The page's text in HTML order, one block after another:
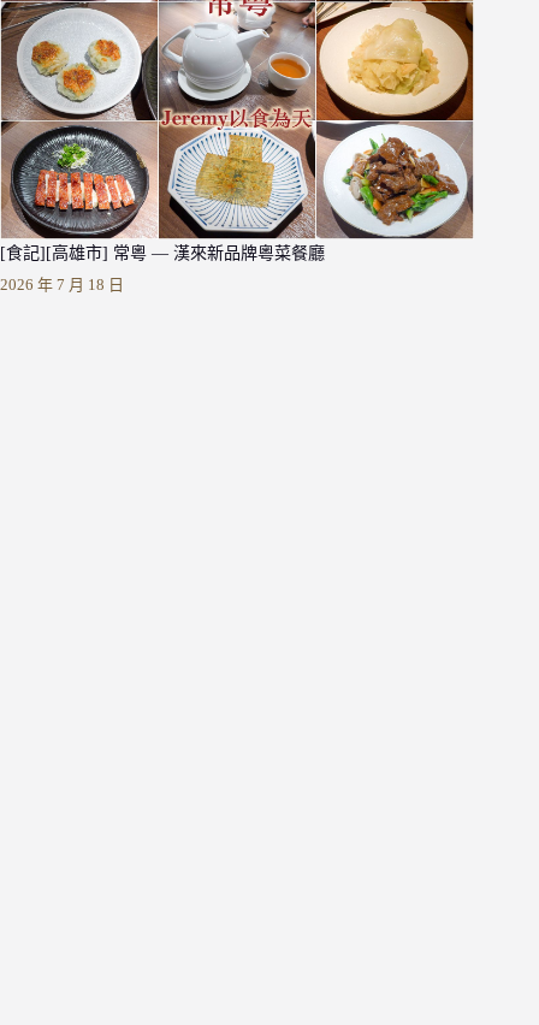
[食記][高雄市] 常粵 — 漢來新品牌粵菜餐廳
2026 年 7 月 18 日